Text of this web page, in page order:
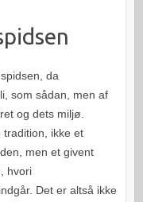
da
som sådan, men af
og dets miljø.
tradition, ikke et
men et givent
hvori
Det er altså ikke